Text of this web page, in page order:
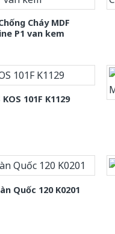
Cháy MDF
P1 van kem
101F K1129
Quốc 120 K0201